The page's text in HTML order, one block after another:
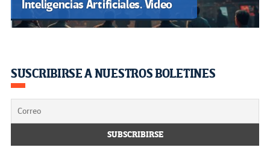
Inteligencias Artificiales. Video
SUSCRIBIRSE A NUESTROS BOLETINES